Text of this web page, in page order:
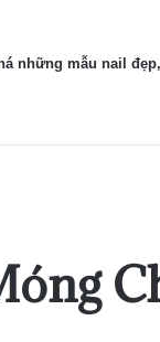
những mẫu nail